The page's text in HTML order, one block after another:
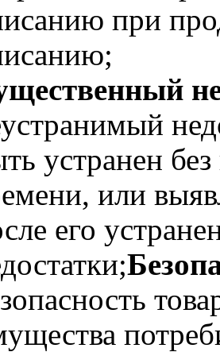
при
устранен
или
его